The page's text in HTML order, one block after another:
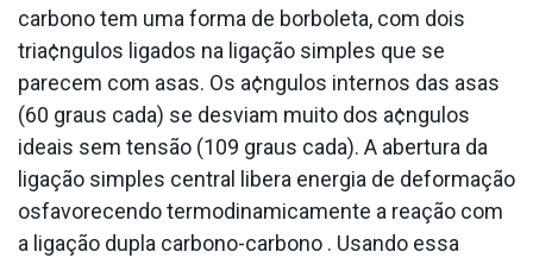
carbono tem uma forma de borboleta, com dois
tria¢ngulos ligados na ligação simples que se
parecem com asas. Os a¢ngulos internos das asas
(60 graus cada) se desviam muito dos a¢ngulos
ideais sem tensão (109 graus cada). A abertura da
ligação simples central libera energia de deformação
osfavorecendo termodinamicamente a reação com
a ligação dupla carbono-carbono . Usando essa